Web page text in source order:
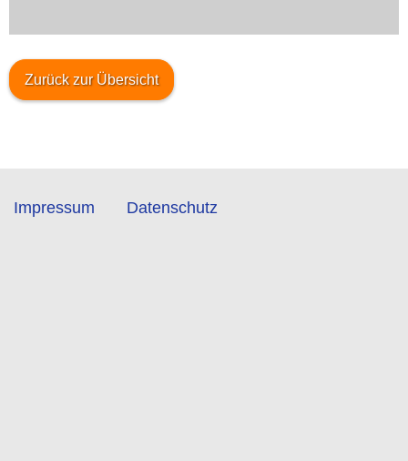
Zurück zur Übersicht
Impressum Datenschutz